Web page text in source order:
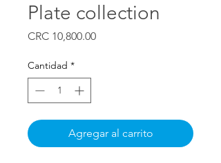
Plate collection
CRC 10,800.00Precio
Cantidad *
Agregar al carrito